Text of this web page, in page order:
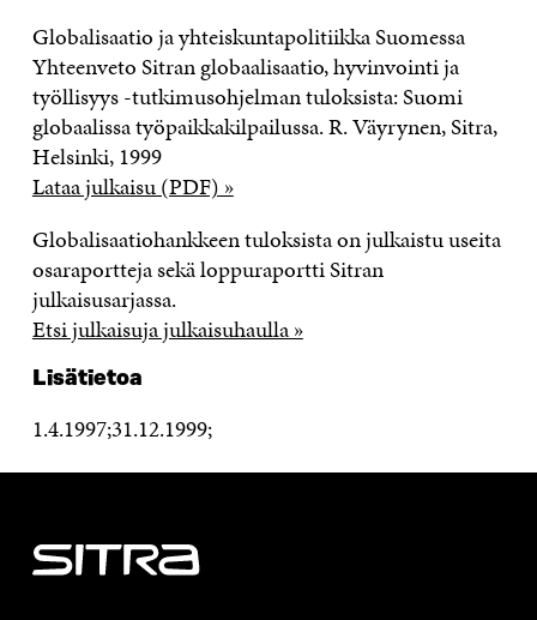
Globalisaatio ja yhteiskuntapolitiikka Suomessa
Yhteenveto Sitran globaalisaatio, hyvinvointi ja
työllisyys -tutkimusohjelman tuloksista: Suomi
globaalissa työpaikkakilpailussa. R. Väyrynen, Sitra,
Helsinki, 1999
Lataa julkaisu (PDF) »
Globalisaatiohankkeen tuloksista on julkaistu useita
osaraportteja sekä loppuraportti Sitran
julkaisusarjassa.
Etsi julkaisuja julkaisuhaulla »
Lisätietoa
1.4.1997;31.12.1999;